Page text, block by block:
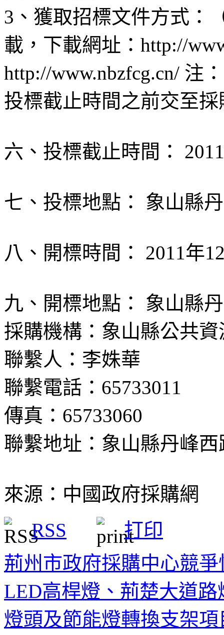
3、獲取招標文件方式：
載，下載網址：http://
http://www.nbzfcg.cn/ 注
投標截止時間之前交至
六、投標截止時間：
七、投標地點： 象山縣
八、開標時間： 2011年
九、開標地點： 象山縣
採購機構：象山縣公共
聯繫人：李姝華
聯繫電話：65733011
傳真：65733060
聯繫地址：象山縣丹峰西
來源：中國政府採購網
RSS
打印
荊州市政府採購中心競
LED高桿燈、荊楚大道路
燈頭及節能燈轉換支架